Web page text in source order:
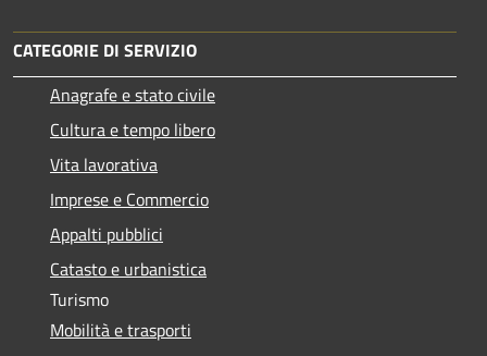
CATEGORIE DI SERVIZIO
Anagrafe e stato civile
Cultura e tempo libero
Vita lavorativa
Imprese e Commercio
Appalti pubblici
Catasto e urbanistica
Turismo
Mobilità e trasporti